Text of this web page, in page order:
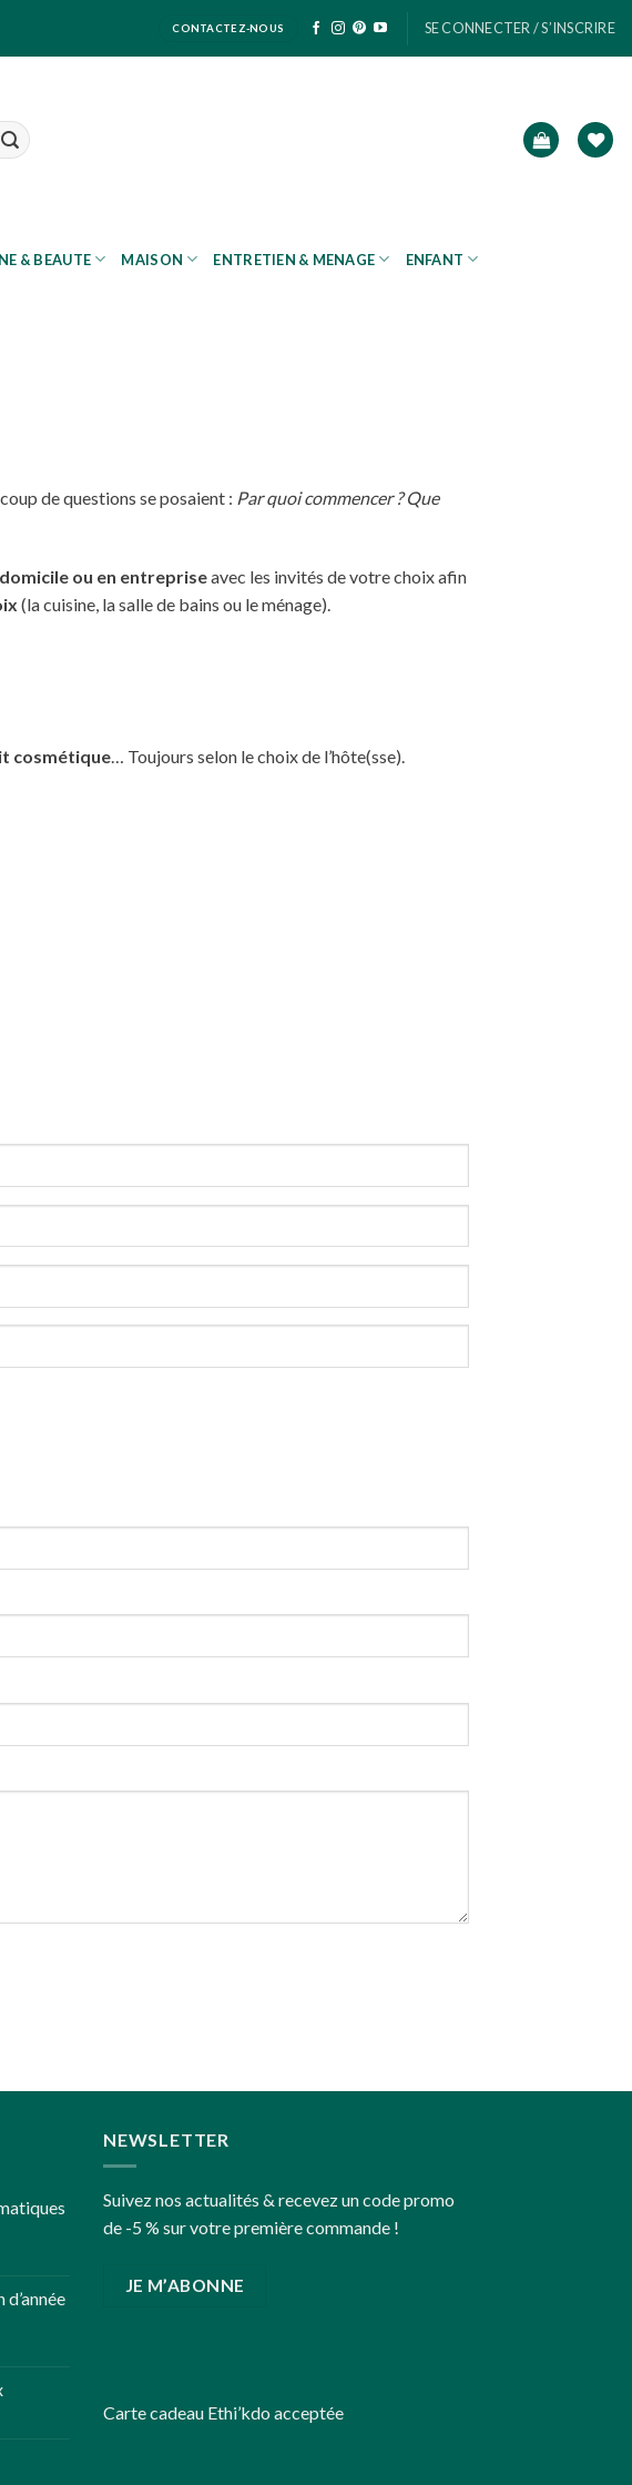
CONTACTEZ-NOUS SE CONNECTER / S’INSCRIRE
& BEAUTE MAISON ENTRETIEN & MENAGE ENFANT
de questions se posaient : Par quoi commencer ? Que
ou en entrepriseavec les invités de votre choix afin
(la cuisine, la salle de bains ou le ménage).
cosmétique… Toujours selon le choix de l’hôte(sse).
NEWSLETTER
Suivez nos actualités & recevez un code promo
de -5 % sur votre première commande !
JE M’ABONNE
Carte cadeau Ethi’kdoacceptée